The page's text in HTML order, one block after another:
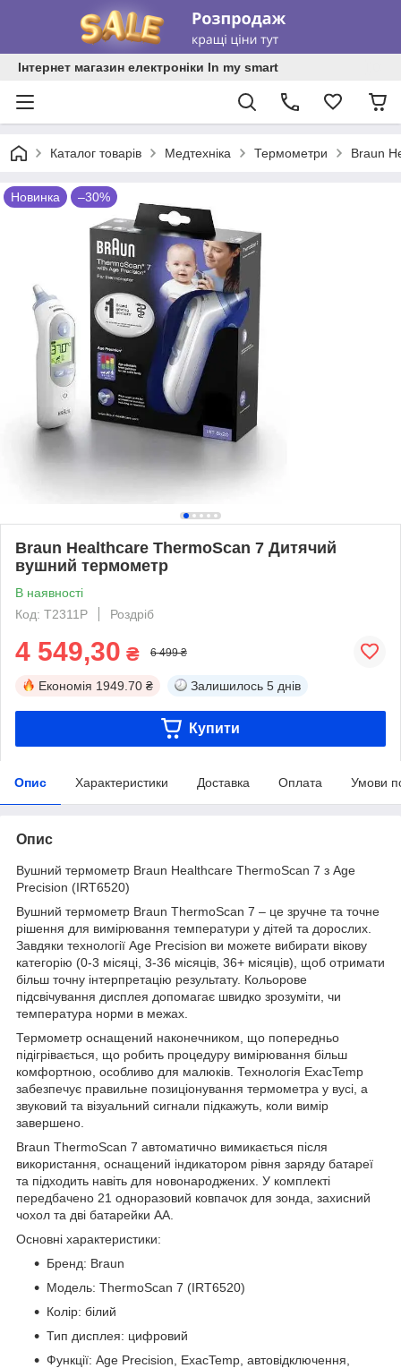
Інтернет магазин електроніки In my smart
Каталог товарів Медтехніка Термометри Braun
Новинка –30%
Braun Healthcare ThermoScan 7 Дитячий
вушний термометр
В наявності
Код: T2311P
Роздріб
4 549,30 ₴ 6 499 ₴
Економія 1949.70 ₴ Залишилось 5 днів
Купити
Опис Характеристики Доставка Оплата Умови
Опис
Вушний термометр Braun Healthcare ThermoScan 7 з Age
Precision (IRT6520)
Вушний термометр Braun ThermoScan 7 – це зручне та точне
рішення для вимірювання температури у дітей та дорослих.
Завдяки технології Age Precision ви можете вибирати вікову
категорію (0-3 місяці, 3-36 місяців, 36+ місяців), щоб отримати
більш точну інтерпретацію результату. Кольорове
підсвічування дисплея допомагає швидко зрозуміти, чи
температура норми в межах.
Термометр оснащений наконечником, що попередньо
підігрівається, що робить процедуру вимірювання більш
комфортною, особливо для малюків. Технологія ExacTemp
забезпечує правильне позиціонування термометра у вусі, а
звуковий та візуальний сигнали підкажуть, коли вимір
завершено.
Braun ThermoScan 7 автоматично вимикається після
використання, оснащений індикатором рівня заряду батареї
та підходить навіть для новонароджених. У комплекті
передбачено 21 одноразовий ковпачок для зонда, захисний
чохол та дві батарейки AA.
Основні характеристики:
Бренд: Braun
Модель: ThermoScan 7 (IRT6520)
Колір: білий
Тип дисплея: цифровий
Функції: Age Precision, ExacTemp, автовідключення,